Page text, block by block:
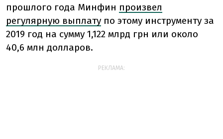
прошлого года Минфин произвел
регулярную выплату по этому инструменту за
2019 год на сумму 1,122 млрд грн или около
40,6 млн долларов.
РЕКЛАМА: